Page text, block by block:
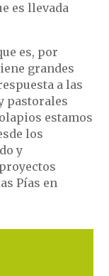
es llevada
es, por
grandes
a las
pastorales
estamos
los
y
Pías en